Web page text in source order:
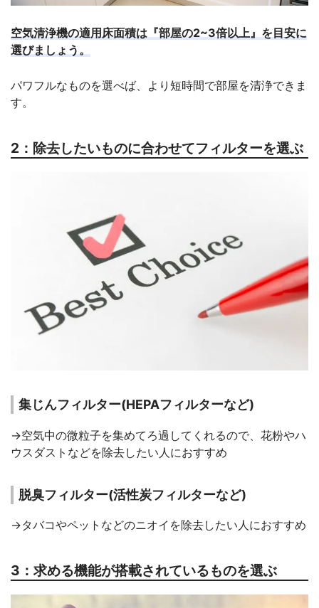
空気清浄機の適用床面積は『部屋の2~3倍以上』を目安に
選びましょう。
パワフルなものを選べば、より短時間で部屋を清浄できま
す。
2：除去したいものに合わせてフィルターを選ぶ
集じんフィルター(HEPAフィルターなど)
→空気中の微粒子を集めてろ過してくれるので、花粉やハ
ウスダストなどを除去したい人におすすめ
脱臭フィルター(活性炭フィルターなど)
→タバコやペットなどのニオイを除去したい人におすすめ
3：求める機能が搭載されているものを選ぶ